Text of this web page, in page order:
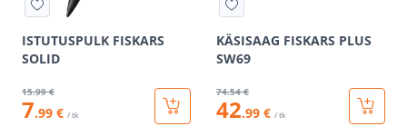
ISTUTUSPULK FISKARS
SOLID
15.99 €
7.99 € / tk
KÄSISAAG FISKARS PLUS
SW69
74.54 €
42.99 € / tk